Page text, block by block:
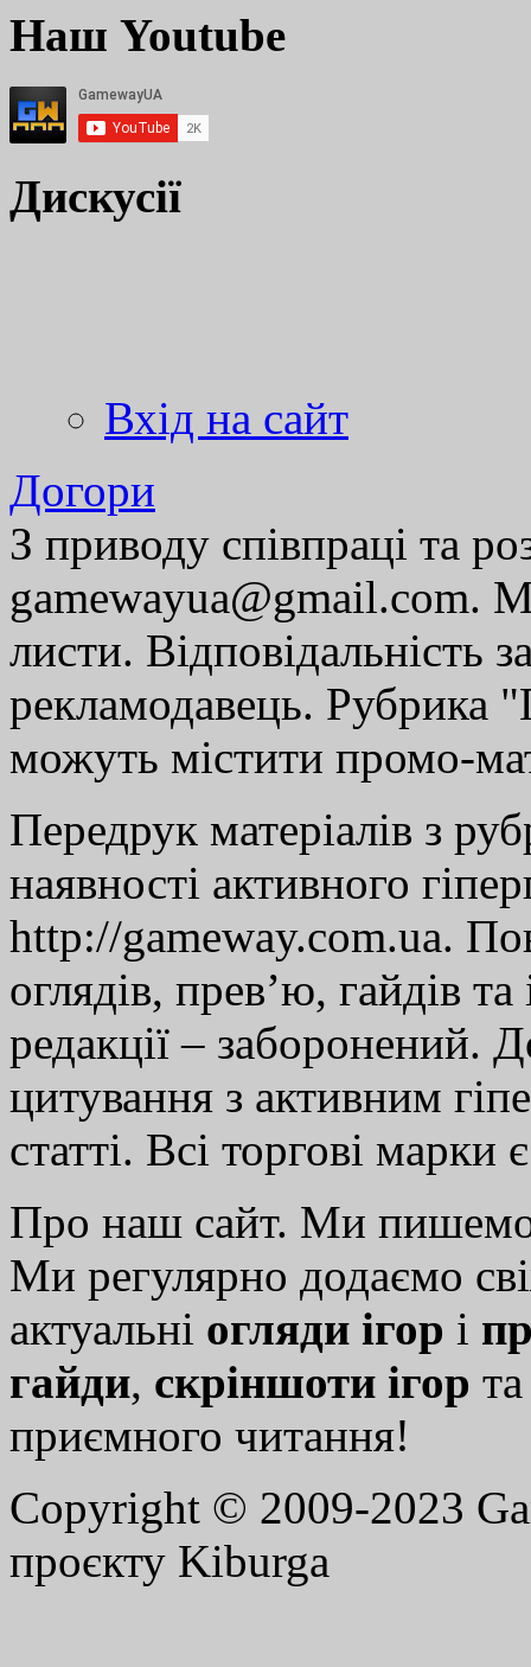
Наш Youtube
Дискусії
Вхід на сайт
Догори
З приводу співпраці та
gamewayua@gmail.com.
листи. Відповідальність
рекламодавець. Рубрика
можуть містити промо-
Передрук матеріалів з
наявності активного
http://gameway.com.ua.
оглядів, прев’ю, гайдів
редакції – заборонений.
цитування з активним
статті. Всі торгові марки
Про наш сайт. Ми
Ми регулярно додаємо
актуальні огляди ігор і
гайди, скріншоти ігор
приємного читання!
Copyright © 2009-2023
проєкту Kiburga